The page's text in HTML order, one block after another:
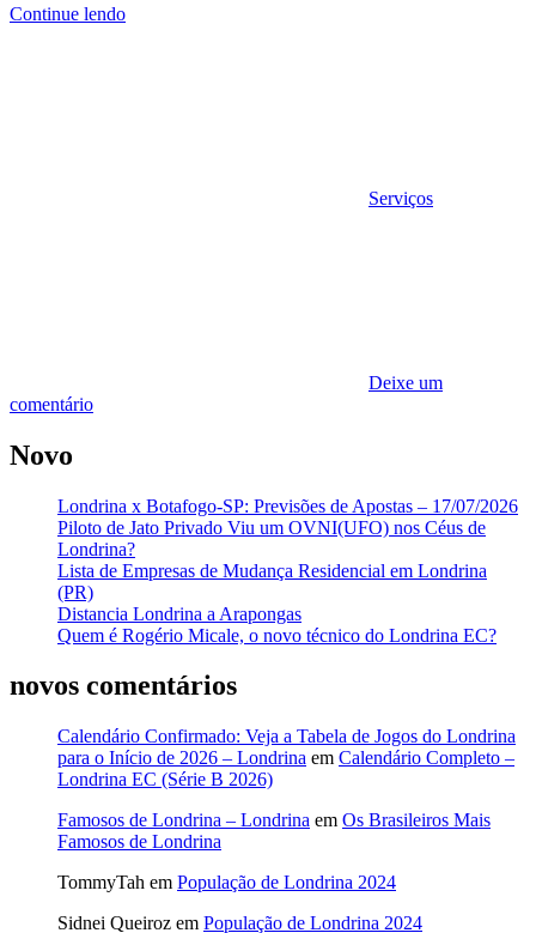
Continue lendo
Serviços
Deixe um
comentário
Novo
Londrina x Botafogo-SP: Previsões de Apostas – 17/07/2026
Piloto de Jato Privado Viu um OVNI(UFO) nos Céus de
Londrina?
Lista de Empresas de Mudança Residencial em Londrina
(PR)
Distancia Londrina a Arapongas
Quem é Rogério Micale, o novo técnico do Londrina EC?
novos comentários
Calendário Confirmado: Veja a Tabela de Jogos do Londrina
para o Início de 2026 – Londrina em Calendário Completo –
Londrina EC (Série B 2026)
Famosos de Londrina – Londrina em Os Brasileiros Mais
Famosos de Londrina
TommyTah em População de Londrina 2024
Sidnei Queiroz em População de Londrina 2024